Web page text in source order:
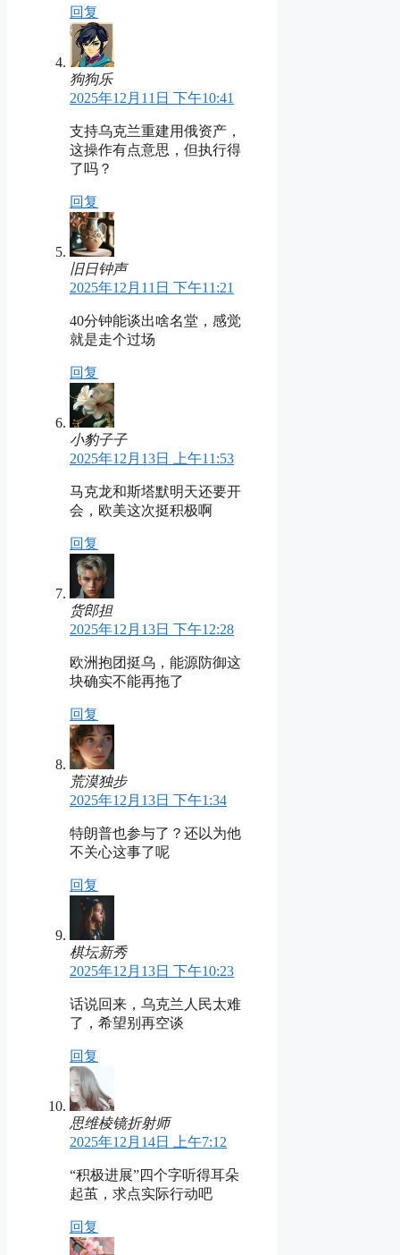
回复
狗狗乐
2025年12月11日 下午10:41
支持乌克兰重建用俄资产，
这操作有点意思，但执行得
了吗？
回复
旧日钟声
2025年12月11日 下午11:21
40分钟能谈出啥名堂，感觉
就是走个过场
回复
小豹子子
2025年12月13日 上午11:53
马克龙和斯塔默明天还要开
会，欧美这次挺积极啊
回复
货郎担
2025年12月13日 下午12:28
欧洲抱团挺乌，能源防御这
块确实不能再拖了
回复
荒漠独步
2025年12月13日 下午1:34
特朗普也参与了？还以为他
不关心这事了呢
回复
棋坛新秀
2025年12月13日 下午10:23
话说回来，乌克兰人民太难
了，希望别再空谈
回复
思维棱镜折射师
2025年12月14日 上午7:12
“积极进展”四个字听得耳朵
起茧，求点实际行动吧
回复